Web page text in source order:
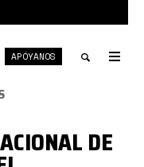
APÓYANOS
DE